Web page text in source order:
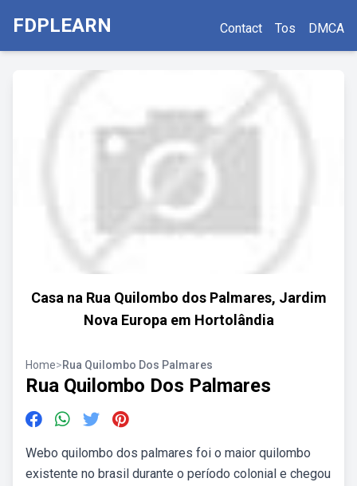
FDPLEARN Contact Tos DMCA
Casa na Rua Quilombo dos Palmares, Jardim
Nova Europa em Hortolândia
Home>Rua Quilombo Dos Palmares
Rua Quilombo Dos Palmares
Webo quilombo dos palmares foi o maior quilombo
existente no brasil durante o período colonial e chegou